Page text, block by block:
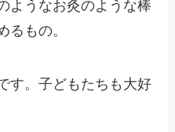
ようなお灸のような棒
るもの。
す。子どもたちも大好